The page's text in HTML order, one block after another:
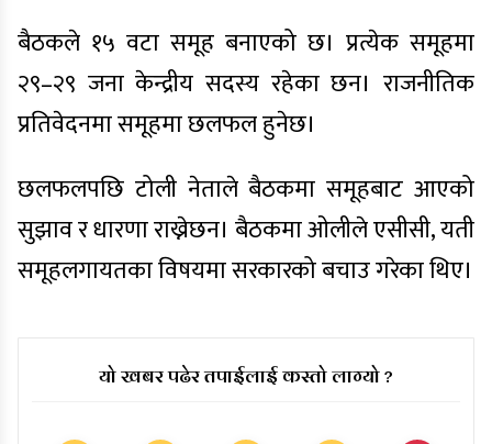
बैठकले १५ वटा समूह बनाएको छ। प्रत्येक समूहमा
२९–२९ जना केन्द्रीय सदस्य रहेका छन। राजनीतिक
प्रतिवेदनमा समूहमा छलफल हुनेछ।
छलफलपछि टोली नेताले बैठकमा समूहबाट आएको
सुझाव र धारणा राख्नेछन। बैठकमा ओलीले एसीसी, यती
समूहलगायतका विषयमा सरकारको बचाउ गरेका थिए।
यो खबर पढेर तपाईलाई कस्तो लाग्यो ?